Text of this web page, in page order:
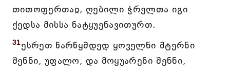
თითოფერთაჲ, ღებილი ჭრელთა იგი
ქედსა მისსა ნატყუენავითურთ.
31ესრეთ წარწყმდედ ყოველნი მტერნი
შენნი, უფალო, და მოყუარენი შენნი,